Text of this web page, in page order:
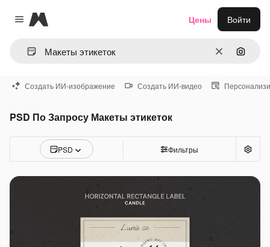
Close menu
Magnific
ОчиститьПоиск
Цены Войти
Создать ИИ-изображение Создать ИИ-видео
PSD По Запросу Макеты этикеток
PSD Фильтры